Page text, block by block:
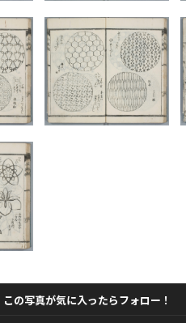
この写真が気に入ったらフォロー！